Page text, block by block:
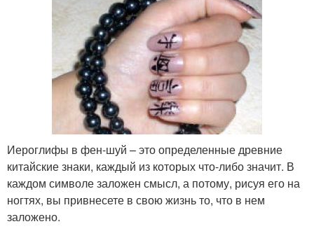
Иероглифы в фен-шуй – это определенные древние
китайские знаки, каждый из которых что-либо значит. В
каждом символе заложен смысл, а потому, рисуя его на
ногтях, вы привнесете в свою жизнь то, что в нем
заложено.